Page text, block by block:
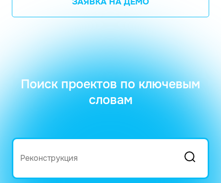
Поиск проектов по ключевым
словам